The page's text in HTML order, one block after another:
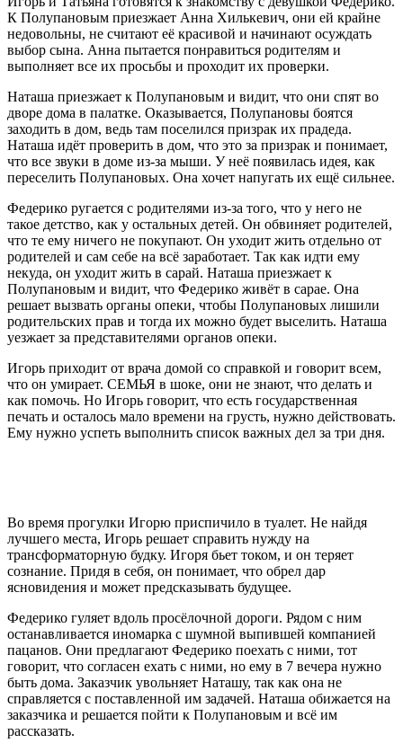
К Полупановым приезжает Анна Хилькевич, они ей крайне
недовольны, не считают её красивой и начинают осуждать
выбор сына. Анна пытается понравиться родителям и
выполняет все их просьбы и проходит их проверки.
Наташа приезжает к Полупановым и видит, что они спят во
дворе дома в палатке. Оказывается, Полупановы боятся
заходить в дом, ведь там поселился призрак их прадеда.
Наташа идёт проверить в дом, что это за призрак и понимает,
что все звуки в доме из-за мыши. У неё появилась идея, как
переселить Полупановых. Она хочет напугать их ещё сильнее.
Федерико ругается с родителями из-за того, что у него не
такое детство, как у остальных детей. Он обвиняет родителей,
что те ему ничего не покупают. Он уходит жить отдельно от
родителей и сам себе на всё заработает. Так как идти ему
некуда, он уходит жить в сарай. Наташа приезжает к
Полупановым и видит, что Федерико живёт в сарае. Она
решает вызвать органы опеки, чтобы Полупановых лишили
родительских прав и тогда их можно будет выселить. Наташа
уезжает за представителями органов опеки.
Игорь приходит от врача домой со справкой и говорит всем,
что он умирает. СЕМЬЯ в шоке, они не знают, что делать и
как помочь. Но Игорь говорит, что есть государственная
печать и осталось мало времени на грусть, нужно действовать.
Ему нужно успеть выполнить список важных дел за три дня.
Во время прогулки Игорю приспичило в туалет. Не найдя
лучшего места, Игорь решает справить нужду на
трансформаторную будку. Игоря бьет током, и он теряет
сознание. Придя в себя, он понимает, что обрел дар
ясновидения и может предсказывать будущее.
Федерико гуляет вдоль просёлочной дороги. Рядом с ним
останавливается иномарка с шумной выпившей компанией
пацанов. Они предлагают Федерико поехать с ними, тот
говорит, что согласен ехать с ними, но ему в 7 вечера нужно
быть дома. Заказчик увольняет Наташу, так как она не
справляется с поставленной им задачей. Наташа обижается на
заказчика и решается пойти к Полупановым и всё им
рассказать.